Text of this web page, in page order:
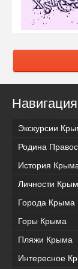
Навигация
Экскурсии
Родина
История
Личности
Города Крыма
Горы Крыма
Пляжи Крыма
Интересное